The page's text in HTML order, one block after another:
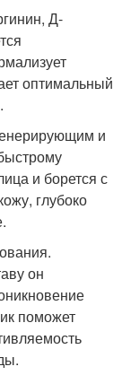
Д-
оптимальный
и
и борется с
глубоко
он
поможет